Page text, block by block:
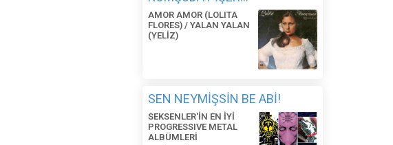
AMOR AMOR (LOLITA
FLORES) / YALAN YALAN
(YELİZ)
SEN NEYMİŞSİN BE ABİ!
SEKSENLER'İN EN İYİ
PROGRESSIVE METAL
ALBÜMLERİ